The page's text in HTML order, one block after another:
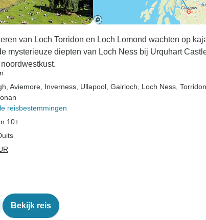
sterren op een heldere nacht
zonder twijfel de mooiste die
woestijnen in Eqypt
geweest, waar de sterren
niet eens hiermee te
duidelijk de galactische arm
zich over de hele hemel
opgeëist, is duidelijk een
ervaring die je elders niet
van Loch Torridon en Loch Lomond wachten op
mysterieuze diepten van Loch Ness bij Urquhart
, Aviemore , Inverness , Ullapool , Gairloch , Loch Ness , Torridon
reisbestemmingen
10+
Bekijk reis